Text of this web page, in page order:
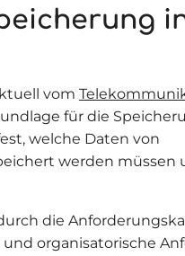
vom
für die
welche Daten von
werden müssen
die
organisatorische